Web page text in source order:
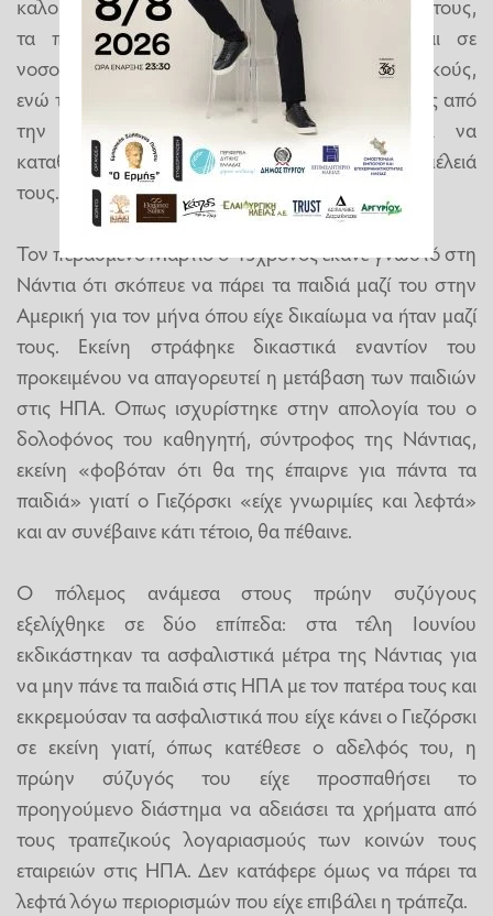
καλοκαίρι. Τώρα, μετά τη σύλληψη της μητέρας τους,
τα παιδιά με εισαγγελική εντολή βρίσκονται σε
νοσοκομείο όπου παρακολουθούνται από ειδικούς,
ενώ τις επόμενες ημέρες η γιαγιά και ο θείος τους από
την πλευρά του πατέρα τους αναμένεται να
καταθέσουν αίτημα για να αναλάβουν την επιμέλειά
τους.
Τον περασμένο Μάρτιο ο 43χρονος έκανε γνωστό στη
Νάντια ότι σκόπευε να πάρει τα παιδιά μαζί του στην
Αμερική για τον μήνα όπου είχε δικαίωμα να ήταν μαζί
τους. Εκείνη στράφηκε δικαστικά εναντίον του
προκειμένου να απαγορευτεί η μετάβαση των παιδιών
στις ΗΠΑ. Οπως ισχυρίστηκε στην απολογία του ο
δολοφόνος του καθηγητή, σύντροφος της Νάντιας,
εκείνη «φοβόταν ότι θα της έπαιρνε για πάντα τα
παιδιά» γιατί ο Γιεζόρσκι «είχε γνωριμίες και λεφτά»
και αν συνέβαινε κάτι τέτοιο, θα πέθαινε.
Ο πόλεμος ανάμεσα στους πρώην συζύγους
εξελίχθηκε σε δύο επίπεδα: στα τέλη Ιουνίου
εκδικάστηκαν τα ασφαλιστικά μέτρα της Νάντιας για
να μην πάνε τα παιδιά στις ΗΠΑ με τον πατέρα τους και
εκκρεμούσαν τα ασφαλιστικά που είχε κάνει ο Γιεζόρσκι
σε εκείνη γιατί, όπως κατέθεσε ο αδελφός του, η
πρώην σύζυγός του είχε προσπαθήσει το
προηγούμενο διάστημα να αδειάσει τα χρήματα από
τους τραπεζικούς λογαριασμούς των κοινών τους
εταιρειών στις ΗΠΑ. Δεν κατάφερε όμως να πάρει τα
λεφτά λόγω περιορισμών που είχε επιβάλει η τράπεζα.